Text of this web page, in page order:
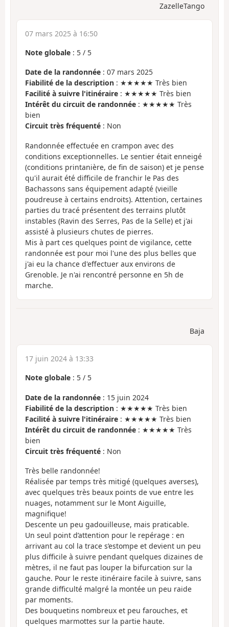
ZazelleTango
07 mars 2025 à 16:50
Note globale : 5 / 5
Date de la randonnée : 07 mars 2025
Fiabilité de la description : ★★★★★ Très bien
Facilité à suivre l'itinéraire : ★★★★★ Très bien
Intérêt du circuit de randonnée : ★★★★★ Très
bien
Circuit très fréquenté : Non
Randonnée effectuée en crampon avec des
conditions exceptionnelles. Le sentier était enneigé
(conditions printanière, de fin de saison) et je pense
qu'il aurait été difficile de franchir le Pas des
Bachassons sans équipement adapté (vieille
poudreuse à certains endroits). Attention, certaines
parties du tracé présentent des terrains plutôt
instables (Ravin des Serres, Pas de la Selle) et j'ai
assisté à plusieurs chutes de pierres.
Mis à part ces quelques point de vigilance, cette
randonnée est pour moi l'une des plus belles que
j'ai eu la chance d'effectuer aux environs de
Grenoble. Je n'ai rencontré personne en 5h de
marche.
Baja
17 juin 2024 à 13:33
Note globale : 5 / 5
Date de la randonnée : 15 juin 2024
Fiabilité de la description : ★★★★★ Très bien
Facilité à suivre l'itinéraire : ★★★★★ Très bien
Intérêt du circuit de randonnée : ★★★★★ Très
bien
Circuit très fréquenté : Non
Très belle randonnée!
Réalisée par temps très mitigé (quelques averses),
avec quelques très beaux points de vue entre les
nuages, notamment sur le Mont Aiguille,
magnifique!
Descente un peu gadouilleuse, mais praticable.
Un seul point d’attention pour le repérage : en
arrivant au col la trace s’estompe et devient un peu
plus difficile à suivre pendant quelques dizaines de
mètres, il ne faut pas louper la bifurcation sur la
gauche. Pour le reste itinéraire facile à suivre, sans
grande difficulté malgré la montée un peu raide
par moments.
Des bouquetins nombreux et peu farouches, et
quelques marmottes sur la partie haute.